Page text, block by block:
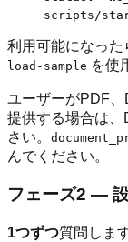
scripts/
利用可能になった
load-sample を使
ユーザーがPDF
提供する場合は
さい。
んでください。
フェーズ2 —
1つずつ質問しま